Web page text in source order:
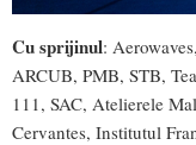
Cu sprijinul:
ARCUB, PMB, STB,
111, SAC, Atelierele
Cervantes, Institutul